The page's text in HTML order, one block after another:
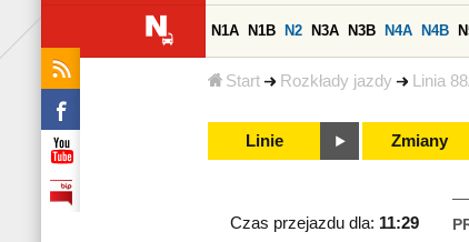
Start Rozkłady jazdy Linia
N1A N1B N2 N3A N3B N4A N4B
Linie Zmiany
Czas przejazdu dla: 11:29